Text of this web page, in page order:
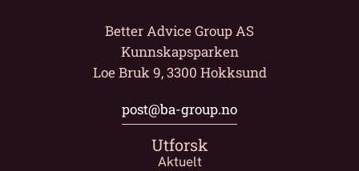
Better Advice Group AS
Kunnskapsparken
Loe Bruk 9, 3300 Hokksund
post@ba-group.no
Utforsk
Aktuelt